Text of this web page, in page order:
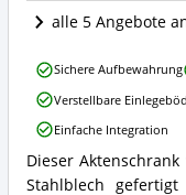
dieser
Büroschrank
alle 5 Angebote
Aktenschrank
C001H
Dieser
Stahlblech
Aktenschrank
C001H
Büroschrank
Metallschrank
Stahlschrank
Vorteile:
Was
Sichere Aufbewahrung
Verstellbare
Einfache Integration